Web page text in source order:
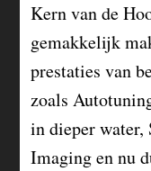
Kern van de
gemakkelijk
prestaties van
zoals
in dieper water,
Imaging en nu